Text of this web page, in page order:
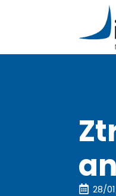
28/